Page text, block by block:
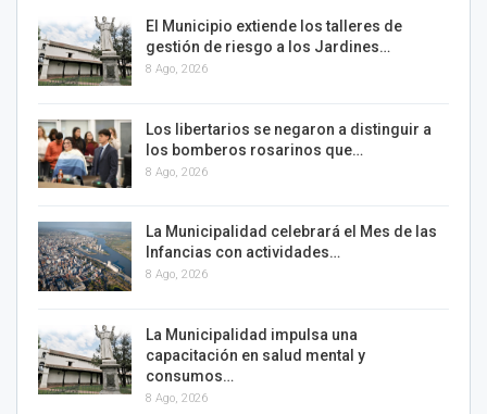
El Municipio extiende los talleres de
gestión de riesgo a los Jardines…
8 Ago, 2026
Los libertarios se negaron a distinguir a
los bomberos rosarinos que…
8 Ago, 2026
La Municipalidad celebrará el Mes de las
Infancias con actividades…
8 Ago, 2026
La Municipalidad impulsa una
capacitación en salud mental y
consumos…
8 Ago, 2026